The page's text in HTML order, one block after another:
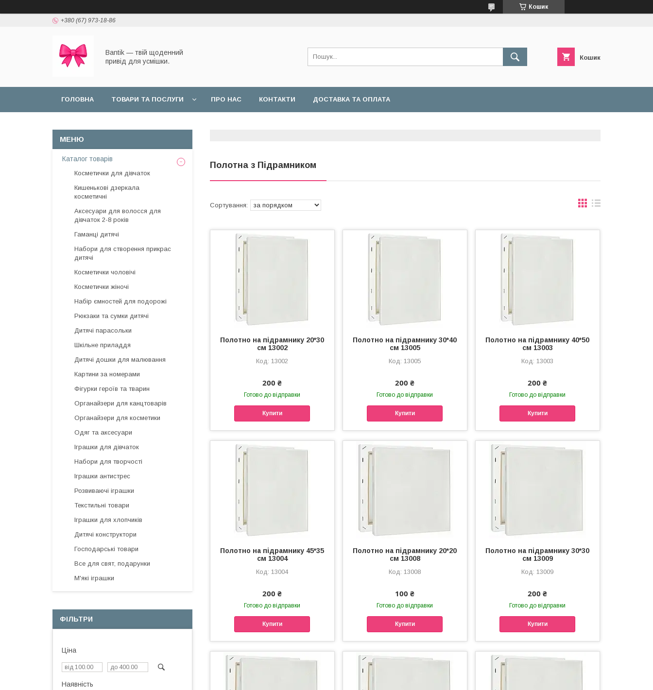
Кошик
+380 (67) 973-18-86
Bantik — твій щоденний
привід для усмішки.
Кошик
ГОЛОВНА ТОВАРИ ТА ПОСЛУГИ ПРО НАС КОНТАКТИ ДОСТАВКА ТА ОПЛАТА
Полотна з Підрамником
Полотно на підрамнику 20*30
см 13002
13002
200 ₴
Готово до відправки
Купити
Полотно на підрамнику 30*40
см 13005
13005
200 ₴
Готово до відправки
Купити
Полотно на підрамнику 40*50
см 13003
13003
200 ₴
Готово до відправки
Купити
Полотно на підрамнику 45*35
см 13004
13004
200 ₴
Готово до відправки
Купити
Полотно на підрамнику 20*20
см 13008
13008
100 ₴
Готово до відправки
Купити
Полотно на підрамнику 30*30
см 13009
13009
200 ₴
Готово до відправки
Купити
Каталог товарів
Косметички для дівчаток
Кишенькові дзеркала
косметичні
Аксесуари для волосся для
дівчаток 2-8 років
Гаманці дитячі
Набори для створення прикрас
дитячі
Косметички чоловічі
Косметички жіночі
Набір ємностей для подорожі
Рюкзаки та сумки дитячі
Дитячі парасольки
Шкільне приладдя
Дитячі дошки для малювання
Картини за номерами
Фігурки героїв та тварин
Органайзери для канцтоварів
Органайзери для косметики
Одяг та аксесуари
Іграшки для дівчаток
Набори для творчості
Іграшки антистрес
Розвиваючі іграшки
Текстильні товари
Іграшки для хлопчиків
Дитячі конструктори
Господарські товари
Все для свят, подарунки
М'які іграшки
ФІЛЬТРИ
Ціна
Наявність